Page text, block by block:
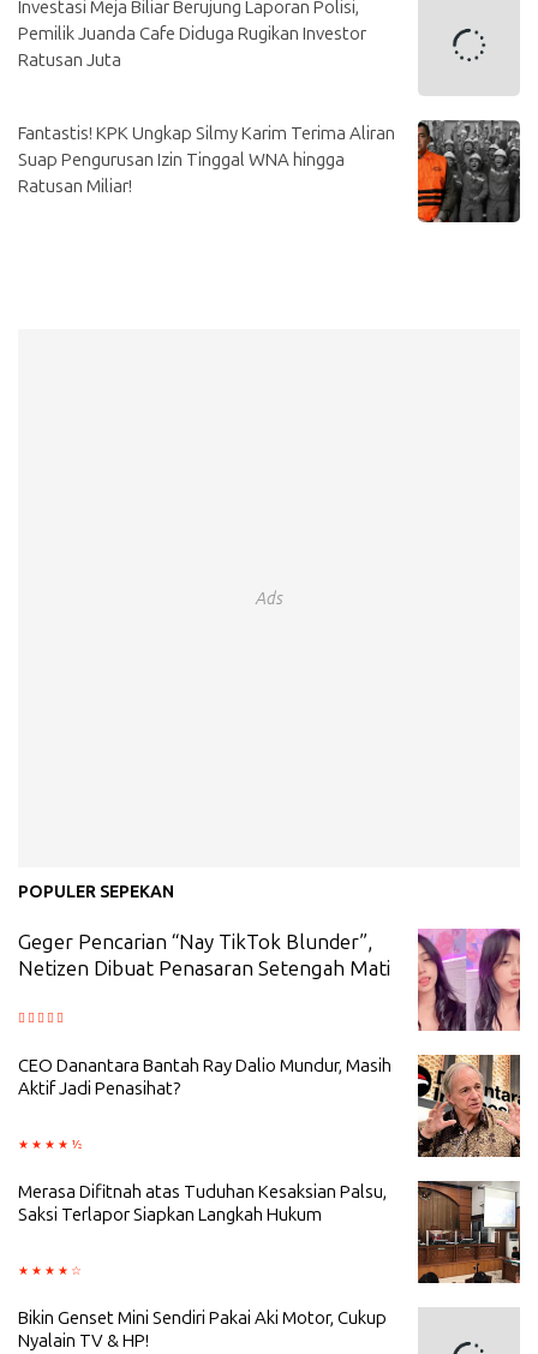
Investasi Meja Biliar Berujung Laporan Polisi,
Pemilik Juanda Cafe Diduga Rugikan Investor
Ratusan Juta
Fantastis! KPK Ungkap Silmy Karim Terima Aliran
Suap Pengurusan Izin Tinggal WNA hingga
Ratusan Miliar!
Ads
POPULER SEPEKAN
Geger Pencarian “Nay TikTok Blunder”,
Netizen Dibuat Penasaran Setengah Mati
CEO Danantara Bantah Ray Dalio Mundur, Masih
Aktif Jadi Penasihat?
Merasa Difitnah atas Tuduhan Kesaksian Palsu,
Saksi Terlapor Siapkan Langkah Hukum
Bikin Genset Mini Sendiri Pakai Aki Motor, Cukup
Nyalain TV & HP!